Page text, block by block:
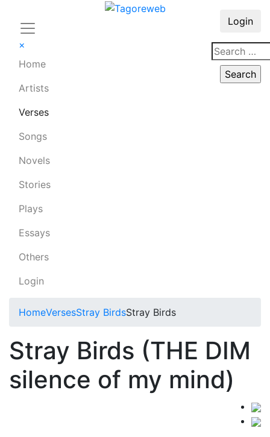
×
Home
Artists
Verses
Songs
Novels
Stories
Plays
Essays
Others
Login
Login
HomeVersesStray BirdsStray Birds
Stray Birds (THE DIM
silence of my mind)